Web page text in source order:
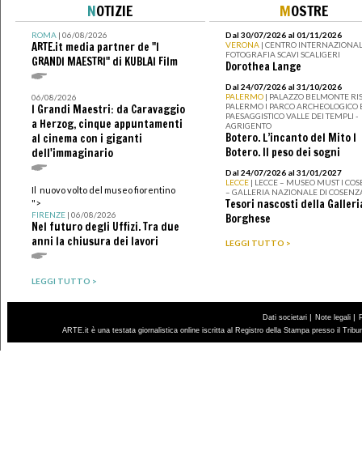
NOTIZIE
ROMA| 06/08/2026
ARTE.it media partner de "I
GRANDI MAESTRI" di KUBLAI Film
06/08/2026
I Grandi Maestri: da Caravaggio
a Herzog, cinque appuntamenti
al cinema con i giganti
dell'immaginario
Il nuovo volto del museo fiorentino
">
FIRENZE| 06/08/2026
Nel futuro degli Uffizi. Tra due
anni la chiusura dei lavori
LEGGI TUTTO >
MOSTRE
Dal 30/07/2026 al 01/11/2026
VERONA | CENTRO
FOTOGRAFIA SCAVI SCALIGERI
Dorothea Lange
Dal 24/07/2026 al 31/10/2026
PALERMO | PALAZZO BELMONTE
PALERMO I PARCO ARCHEOLOGICO
PAESAGGISTICO VALLE DEI TEMPLI -
AGRIGENTO
Botero. L’incanto del Mito I
Botero. Il peso dei sogni
Dal 24/07/2026 al 31/01/2027
LECCE | LECCE – MUSEO MUST I
– GALLERIA NAZIONALE DI
Tesori nascosti della
Borghese
LEGGI TUTTO >
Dati societari | Note legali |
ARTE.it è una testata giornalistica online iscritta al Registro della Stampa presso il